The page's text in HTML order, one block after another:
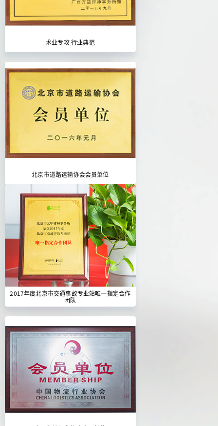
术业专攻 行业典范
北京市道路运输协会会员单位
2017年度北京市交通事故专业站唯一指定合作
团队